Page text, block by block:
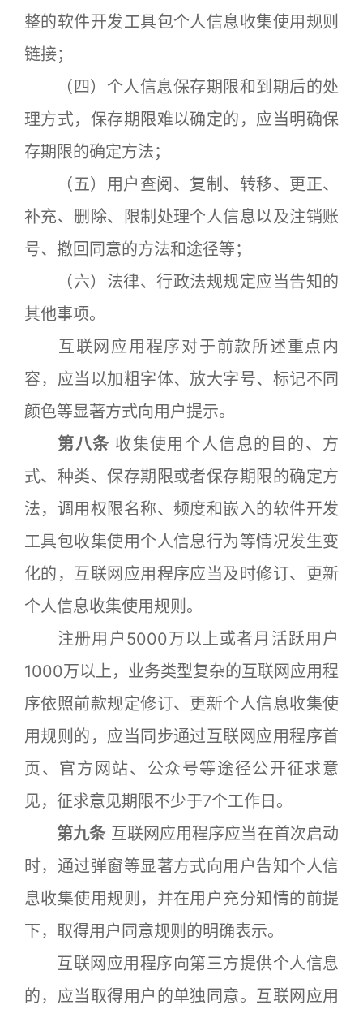
整的软件开发工具包个人信息收集使用规则
链接；
（四）个人信息保存期限和到期后的处
理方式，保存期限难以确定的，应当明确保
存期限的确定方法；
（五）用户查阅、复制、转移、更正、
补充、删除、限制处理个人信息以及注销账
号、撤回同意的方法和途径等；
（六）法律、行政法规规定应当告知的
其他事项。
互联网应用程序对于前款所述重点内
容，应当以加粗字体、放大字号、标记不同
颜色等显著方式向用户提示。
第八条 收集使用个人信息的目的、方
式、种类、保存期限或者保存期限的确定方
法，调用权限名称、频度和嵌入的软件开发
工具包收集使用个人信息行为等情况发生变
化的，互联网应用程序应当及时修订、更新
个人信息收集使用规则。
注册用户5000万以上或者月活跃用户
1000万以上，业务类型复杂的互联网应用程
序依照前款规定修订、更新个人信息收集使
用规则的，应当同步通过互联网应用程序首
页、官方网站、公众号等途径公开征求意
见，征求意见期限不少于7个工作日。
第九条 互联网应用程序应当在首次启动
时，通过弹窗等显著方式向用户告知个人信
息收集使用规则，并在用户充分知情的前提
下，取得用户同意规则的明确表示。
互联网应用程序向第三方提供个人信息
的，应当取得用户的单独同意。互联网应用